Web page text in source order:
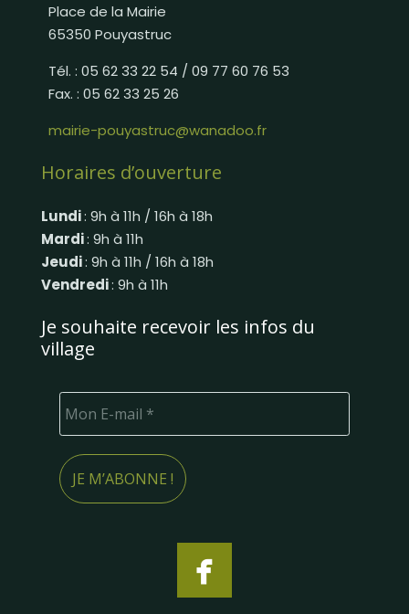
Place de la Mairie
65350 Pouyastruc
Tél. : 05 62 33 22 54 / 09 77 60 76 53
Fax. : 05 62 33 25 26
mairie-pouyastruc@wanadoo.fr
Horaires d’ouverture
Lundi: 9h à 11h / 16h à 18h
Mardi: 9h à 11h
Jeudi: 9h à 11h / 16h à 18h
Vendredi: 9h à 11h
Je souhaite recevoir les infos du
village